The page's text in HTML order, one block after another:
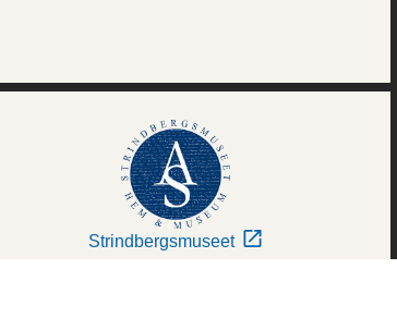
Strindbergsmuseet